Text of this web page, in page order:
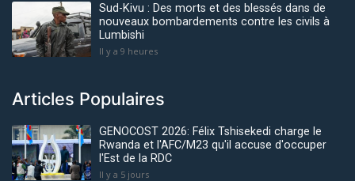
Sud-Kivu : Des morts et des blessés dans de
nouveaux bombardements contre les civils à
Lumbishi
Il y a 9 heures
Articles Populaires
GENOCOST 2026: Félix Tshisekedi charge le
Rwanda et l'AFC/M23 qu'il accuse d'occuper
l'Est de la RDC
Il y a 5 jours